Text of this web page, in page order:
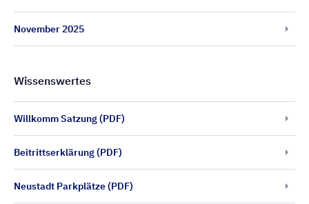
November 2025
Wissenswertes
Willkomm Satzung (PDF)
Beitrittserklärung (PDF)
Neustadt Parkplätze (PDF)